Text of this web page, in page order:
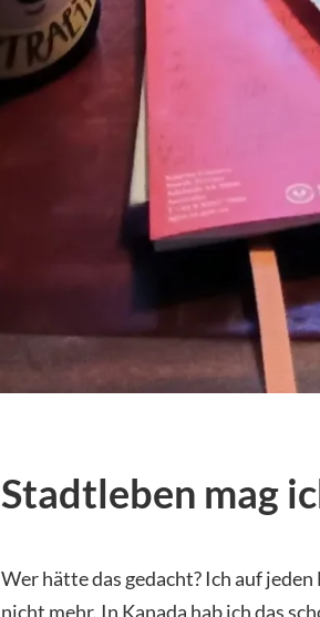
Stadtleben mag
Wer hätte das gedacht? Ich auf
nicht mehr. In Kanada hab ich das